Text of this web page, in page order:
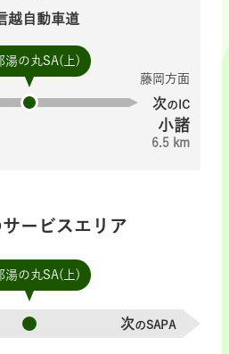
越自動車道
湯の丸SA(上)
藤岡方面
次のIC
小諸
6.5 km
ービスエリア
湯の丸SA(上)
次のSAPA